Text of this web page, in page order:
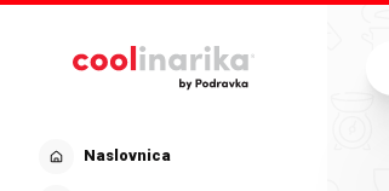
Naslovnica